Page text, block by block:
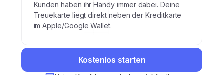
Kunden haben ihr Handy immer dabei. Deine
Treuekarte liegt direkt neben der Kreditkarte
im Apple/Google Wallet.
Kostenlos starten